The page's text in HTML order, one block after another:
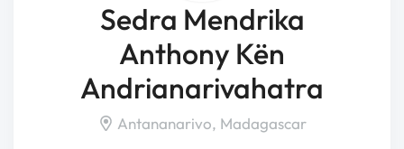
Sedra Mendrika
Anthony Kën
Andrianarivahatra
Antananarivo, Madagascar